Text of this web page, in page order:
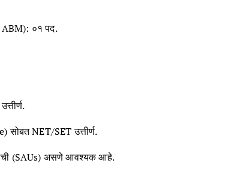
०१ पद.
.
NET/SET उत्तीर्ण.
(SAUs) असणे आवश्यक आहे.